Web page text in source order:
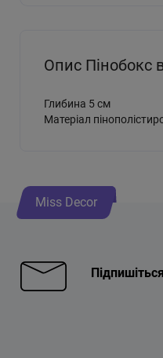
Опис Пінобокс
Глибина 5 см
Матеріал
Miss Decor